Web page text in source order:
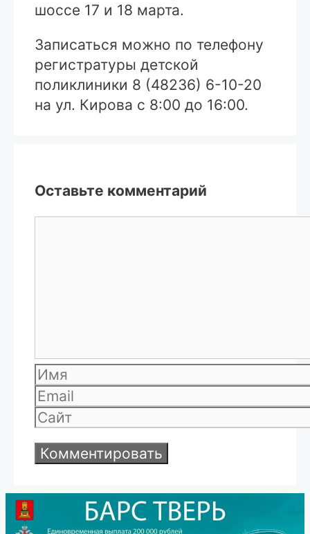
шоссе 17 и 18 марта.
Записаться можно по телефону
регистратуры детской
поликлиники 8 (48236) 6-10-20
на ул. Кирова с 8:00 до 16:00.
Оставьте комментарий
Имя
Email
Сайт